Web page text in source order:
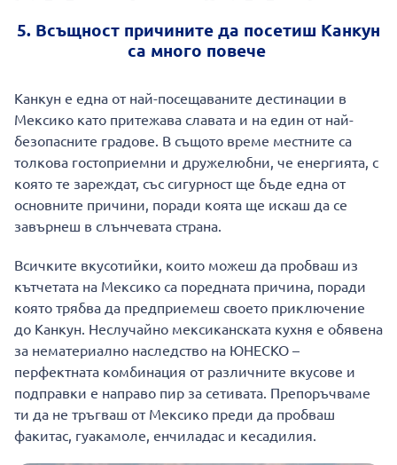
5. Всъщност причините да посетиш Канкун
са много повече
Канкун е една от най-посещаваните дестинации в
Мексико като притежава славата и на един от най-
безопасните градове. В същото време местните са
толкова гостоприемни и дружелюбни, че енергията, с
която те зареждат, със сигурност ще бъде една от
основните причини, поради коята ще искаш да се
завърнеш в слънчевата страна.
Всичките вкусотийки, които можеш да пробваш из
кътчетата на Мексико са поредната причина, поради
която трябва да предприемеш своето приключение
до Канкун. Неслучайно мексиканската кухня е обявена
за нематериално наследство на ЮНЕСКО –
перфектната комбинация от различните вкусове и
подправки е направо пир за сетивата. Препоръчваме
ти да не тръгваш от Мексико преди да пробваш
факитас, гуакамоле, енчиладас и кесадилия.